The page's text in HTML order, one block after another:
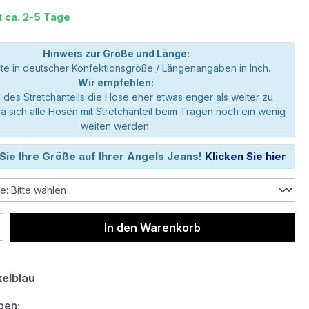
2-5 Tage
Hinweis zur Größe und Länge:
in deutscher Konfektionsgröße / Längenangaben in Inch.
Wir empfehlen:
des Stretchanteils die Hose eher etwas enger als weiter zu
sich alle Hosen mit Stretchanteil beim Tragen noch ein wenig
weiten werden.
Ihre Größe auf Ihrer Angels Jeans! Klicken Sie hier
Anzahl: Gib den gewünschten Wert
In den Warenkorb